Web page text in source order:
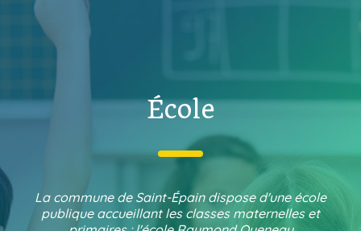
École
La commune de Saint-Épain dispose d'une école
publique accueillant les classes maternelles et